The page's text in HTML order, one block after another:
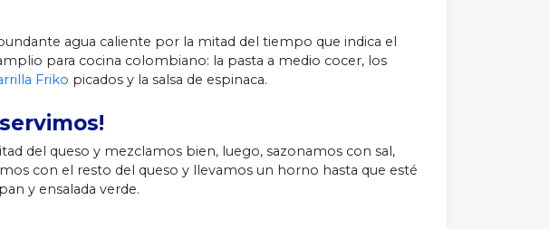
agua caliente por la mitad del tiempo que indica el
para cocina colombiano: la pasta a medio cocer, los
Friko picados y la salsa de espinaca.
del queso y mezclamos bien, luego, sazonamos con sal,
con el resto del queso y llevamos un horno hasta que esté
y ensalada verde.